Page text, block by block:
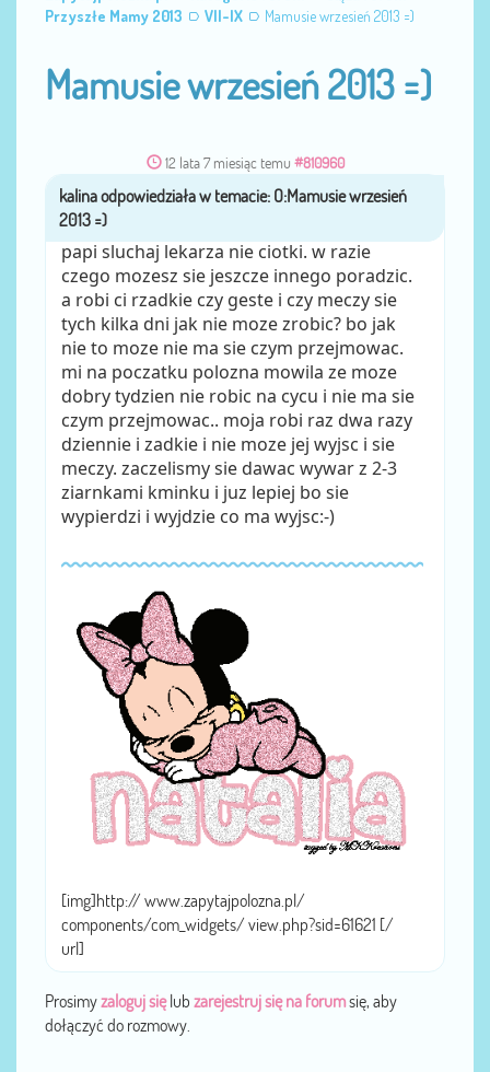
Przyszłe Mamy 2013
VII-IX Mamusie wrzesień 2013 =)
Mamusie wrzesień 2013 =)
12 lata 7 miesiąc temu #810960
przezkalina
papi sluchaj lekarza nie ciotki. w razie
czego mozesz sie jeszcze innego poradzic.
a robi ci rzadkie czy geste i czy meczy sie
tych kilka dni jak nie moze zrobic? bo jak
nie to moze nie ma sie czym przejmowac.
mi na poczatku polozna mowila ze moze
dobry tydzien nie robic na cycu i nie ma sie
czym przejmowac.. moja robi raz dwa razy
dziennie i zadkie i nie moze jej wyjsc i sie
meczy. zaczelismy sie dawac wywar z 2-3
ziarnkami kminku i juz lepiej bo sie
wypierdzi i wyjdzie co ma wyjsc:-)
[img]http:// www.zapytajpolozna.pl/
components/com_widgets/ view.php?sid=61621 [/
url]
Prosimyzaloguj sięlub zarejestruj się na forumsię, aby
dołączyć do rozmowy.